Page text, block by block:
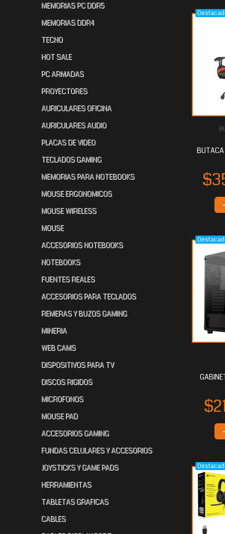
MEMORIAS PC DDR5
MEMORIAS DDR4
TECNO
HOT SALE
PC ARMADAS
PROYECTORES
AURICULARES OFICINA
AURICULARES AUDIO
PLACAS DE VIDEO
TECLADOS GAMING
MEMORIAS PARA NOTEBOOKS
MOUSE ERGONOMICOS
MOUSE WIRELESS
MOUSE
ACCESORIOS NOTEBOOKS
NOTEBOOKS
FUENTES REALES
ACCESORIOS PARA TECLADOS
REMERAS Y BUZOS GAMING
MINERIA
WEB CAMS
DISPOSITIVOS PARA TV
DISCOS RIGIDOS
MICROFONOS
MOUSE PAD
ACCESORIOS GAMING
FUNDAS CELULARES Y ACCESORIOS
JOYSTICKS Y GAME PADS
HERRAMIENTAS
TABLETAS GRAFICAS
CABLES
60
$127.163 20
$104.363
$87.552 00